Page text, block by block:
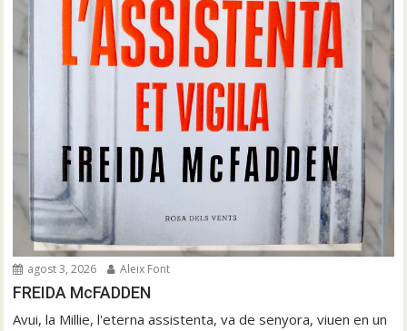
agost 3, 2026 Aleix Font
FREIDA McFADDEN
Avui, la Millie, l'eterna assistenta, va de senyora, viuen en un